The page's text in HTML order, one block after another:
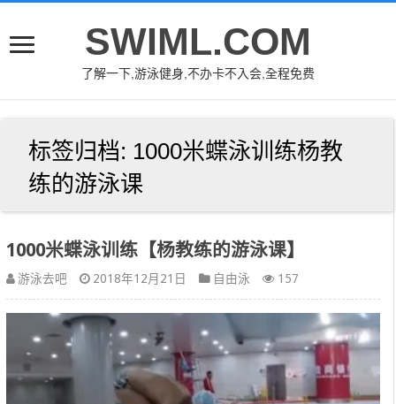
SWIML.COM
了解一下,游泳健身,不办卡不入会,全程免费
标签归档: 1000米蝶泳训练杨教
练的游泳课
1000米蝶泳训练【杨教练的游泳课】
游泳去吧 2018年12月21日 自由泳 157